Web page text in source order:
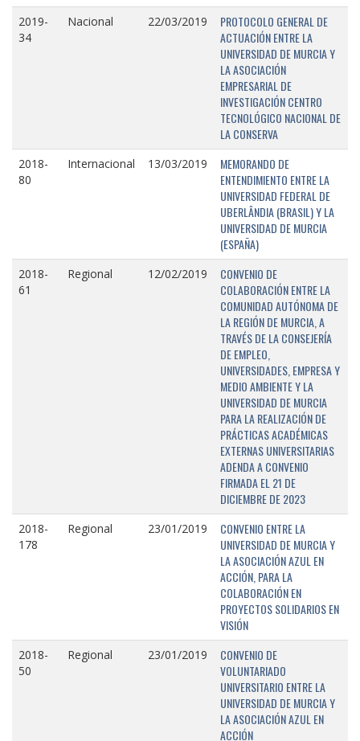
2019-
34
Nacional 22/03/2019
PROTOCOLO GENERAL DE
ACTUACIÓN ENTRE LA
UNIVERSIDAD DE MURCIA Y
LA ASOCIACIÓN
EMPRESARIAL DE
INVESTIGACIÓN CENTRO
TECNOLÓGICO NACIONAL DE
LA CONSERVA
2018-
80
Internacional 13/03/2019
MEMORANDO DE
ENTENDIMIENTO ENTRE LA
UNIVERSIDAD FEDERAL DE
UBERLÂNDIA (BRASIL) Y LA
UNIVERSIDAD DE MURCIA
(ESPAÑA)
2018-
61
Regional 12/02/2019
CONVENIO DE
COLABORACIÓN ENTRE LA
COMUNIDAD AUTÓNOMA DE
LA REGIÓN DE MURCIA, A
TRAVÉS DE LA CONSEJERÍA
DE EMPLEO,
UNIVERSIDADES, EMPRESA Y
MEDIO AMBIENTE Y LA
UNIVERSIDAD DE MURCIA
PARA LA REALIZACIÓN DE
PRÁCTICAS ACADÉMICAS
EXTERNAS UNIVERSITARIAS
ADENDA A CONVENIO
FIRMADA EL 21 DE
DICIEMBRE DE 2023
2018-
178
Regional 23/01/2019
CONVENIO ENTRE LA
UNIVERSIDAD DE MURCIA Y
LA ASOCIACIÓN AZUL EN
ACCIÓN, PARA LA
COLABORACIÓN EN
PROYECTOS SOLIDARIOS EN
VISIÓN
2018-
50
Regional 23/01/2019
CONVENIO DE
VOLUNTARIADO
UNIVERSITARIO ENTRE LA
UNIVERSIDAD DE MURCIA Y
LA ASOCIACIÓN AZUL EN
ACCIÓN